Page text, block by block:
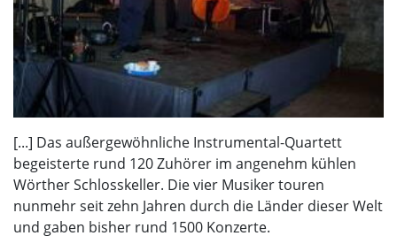
[...] Das außergewöhnliche Instrumental-Quartett
begeisterte rund 120 Zuhörer im angenehm kühlen
Wörther Schlosskeller. Die vier Musiker touren
nunmehr seit zehn Jahren durch die Länder dieser Welt
und gaben bisher rund 1500 Konzerte.